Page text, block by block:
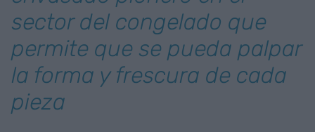
sector del congelado que
permite que se pueda palpar
la forma y frescura de cada
pieza